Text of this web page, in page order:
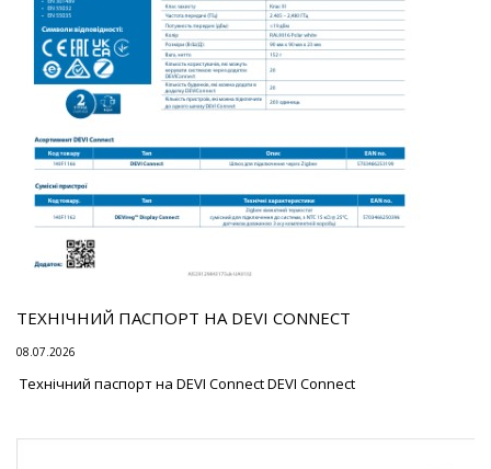
ТЕХНІЧНИЙ ПАСПОРТ НА DEVI CONNECT
08.07.2026
Технічний паспорт на DEVI Connect DEVI Connect